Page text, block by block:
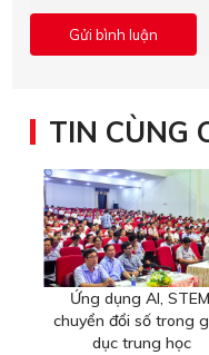
TIN CÙNG
Ứng dụng AI,
chuyển đổi số trong
dục trung học